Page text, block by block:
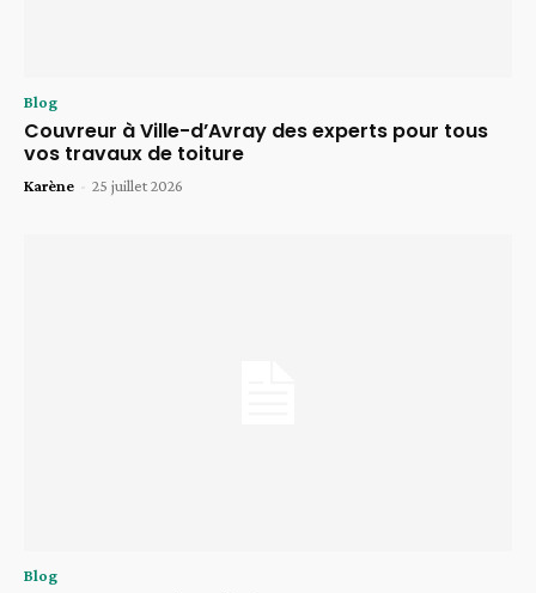
Blog
Couvreur à Ville-d’Avray des experts pour tous
vos travaux de toiture
Karène - 25 juillet 2026
Blog